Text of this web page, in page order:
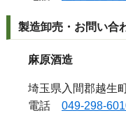
製造卸売・お問い合
麻原酒造
埼玉県入間郡越生
電話 049-298-